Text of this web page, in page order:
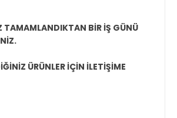
TAMAMLANDIKTAN BİR İŞ GÜNÜ
ÜRÜNLER İÇİN İLETİŞİME